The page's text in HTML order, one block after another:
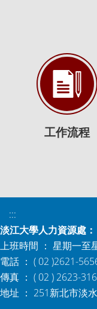
工作流程
:::
淡江大學人力資源處：
上班時間 ： 星期一至
電話 ： ( 02 )2621-
傳真 ： ( 02 ) 2623-
地址 ： 251新北市淡